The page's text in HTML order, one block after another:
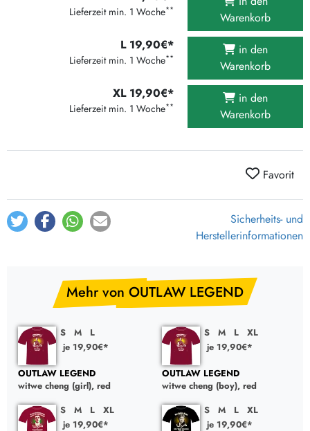
Lieferzeit min. 1 Woche**
Warenkorb
L 19,90€*
Lieferzeit min. 1 Woche**
in den
Warenkorb
XL 19,90€*
Lieferzeit min. 1 Woche**
in den
Warenkorb
Favorit
Sicherheits- und
Herstellerinformationen
Mehr von OUTLAW LEGEND
S M
L
je 19,90€*
OUTLAW LEGEND
witwe cheng (girl), red
S M L
XL
je 19,90€*
OUTLAW LEGEND
witwe cheng (boy), red
S
M L
XL
je 19,90€*
S M L
XL
je 19,90€*